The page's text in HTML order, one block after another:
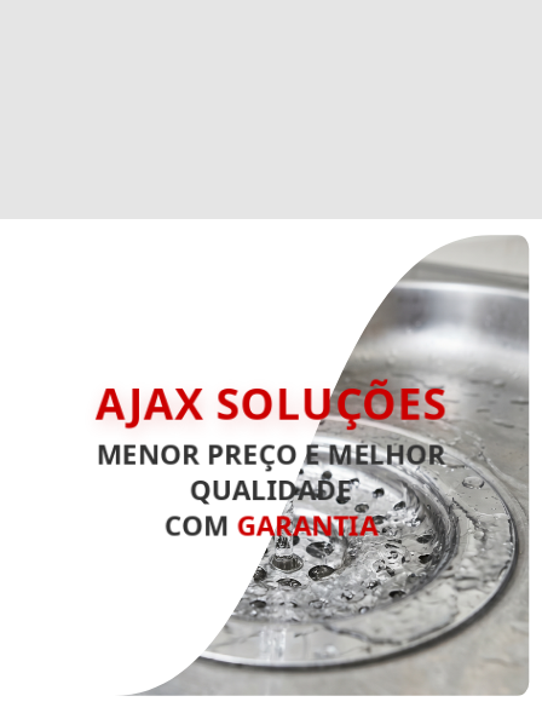
AJAX SOLUÇÕES
MENOR PREÇO E MELHOR
QUALIDADE
COM GARANTIA